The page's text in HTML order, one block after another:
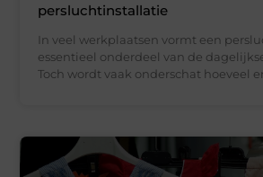
persluchtinstallatie
In veel werkplaatsen vormt een
essentieel onderdeel van de
Toch wordt vaak onderschat hoeveel